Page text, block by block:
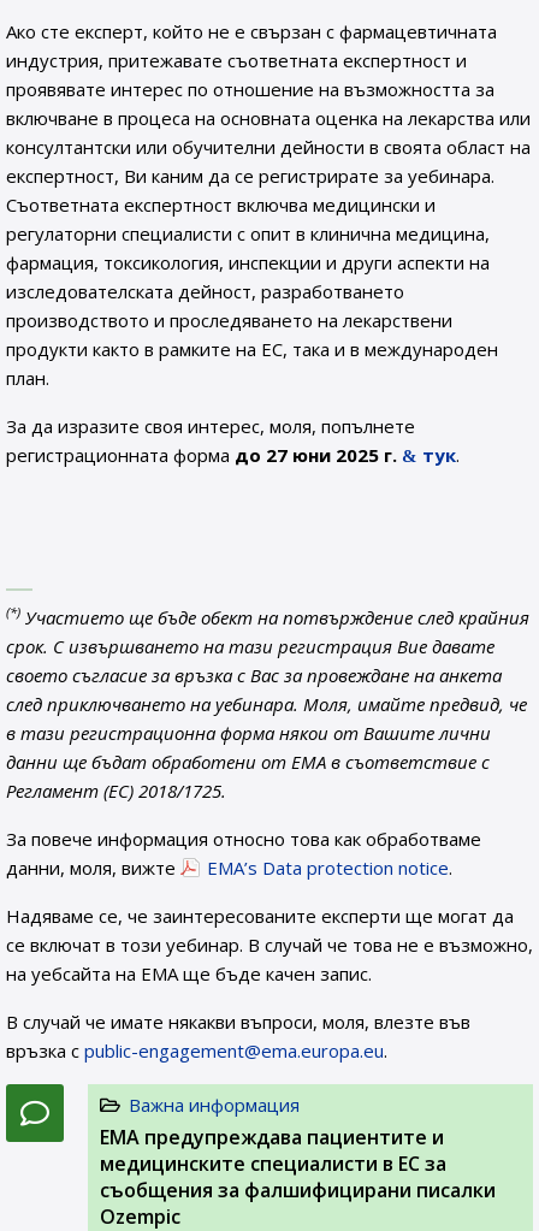
Ако сте експерт, който не е свързан с фармацевтичната
индустрия, притежавате съответната експертност и
проявявате интерес по отношение на възможността за
включване в процеса на основната оценка на лекарства или
консултантски или обучителни дейности в своята област на
експертност, Ви каним да се регистрирате за уебинара.
Съответната експертност включва медицински и
регулаторни специалисти с опит в клинична медицина,
фармация, токсикология, инспекции и други аспекти на
изследователската дейност, разработването
производството и проследяването на лекарствени
продукти както в рамките на ЕС, така и в международен
план.
За да изразите своя интерес, моля, попълнете
регистрационната форма до 27 юни 2025 г. тук.
(*) Участието ще бъде обект на потвърждение след крайния
срок. С извършването на тази регистрация Вие давате
своето съгласие за връзка с Вас за провеждане на анкета
след приключването на уебинара. Моля, имайте предвид, че
в тази регистрационна форма някои от Вашите лични
данни ще бъдат обработени от EMA в съответствие с
Регламент (ЕС) 2018/1725.
За повече информация относно това как обработваме
данни, моля, вижте
EMA’s Data protection notice.
Надяваме се, че заинтересованите експерти ще могат да
се включат в този уебинар. В случай че това не е възможно,
на уебсайта на ЕМА ще бъде качен запис.
В случай че имате някакви въпроси, моля, влезте във
връзка с public-engagement@ema.europa.eu.
Важна информация
EMA предупреждава пациентите и
медицинските специалисти в ЕС за
съобщения за фалшифицирани писалки
Ozempic